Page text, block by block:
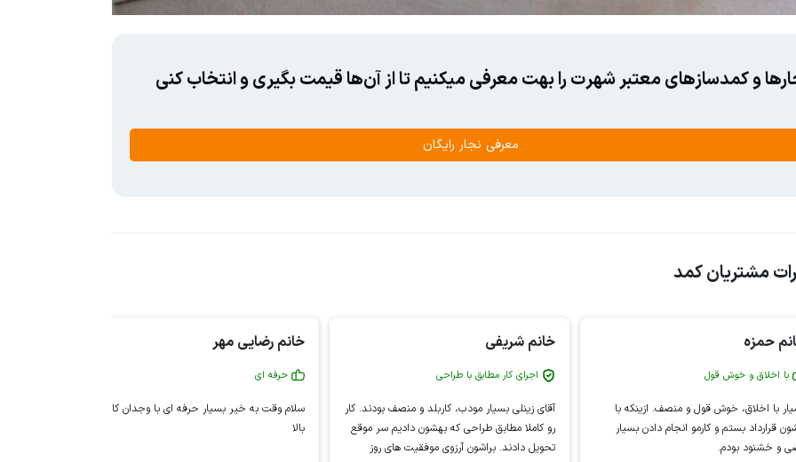
و کمدسازهای معتبر شهرت را بهت معرفی میکنیم تا از آن‌ها قیمت بگیری و انتخاب کنی
معرفی نجار رایگان
مشتریان کمد
حمزه
با اخلاق و خوش قول
با اخلاق، خوش قول و منصف. ازینکه با
قرارداد بستم و کارمو انجام دادن بسیار
و خشنود بودم.
خانم شریفی
اجرای کار مطابق با طراحی
آقای زینلی بسیار مودب، کاربلد و منصف بودند. کار
رو کاملا مطابق طراحی که بهشون دادیم سر موقع
تحویل دادند. براشون آرزوی موفقیت های روز
خانم رضایی مهر
حرفه ای
سلام وقت به خیر بسیار حرفه ای با وجدان کاری
بالا